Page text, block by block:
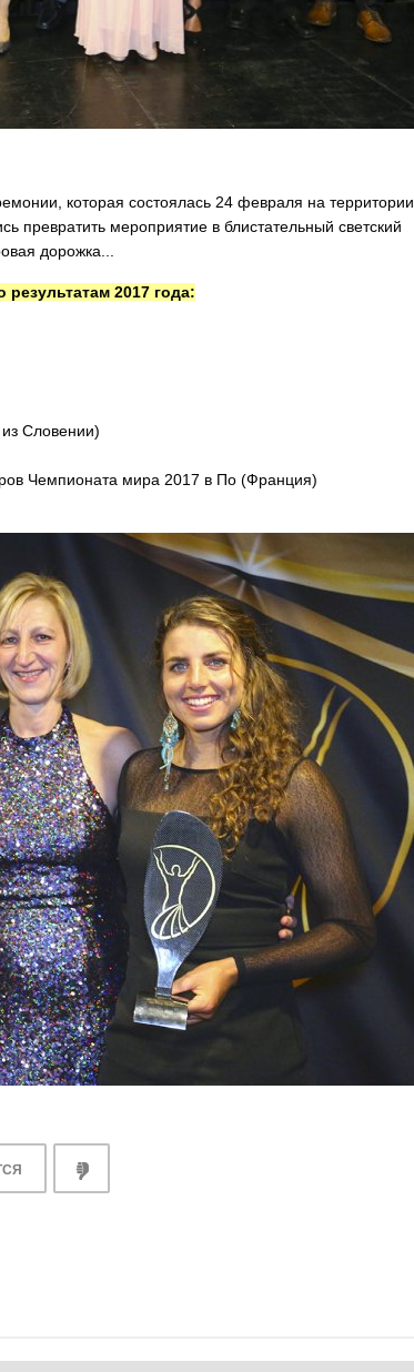
которая состоялась 24 февраля на территории
превратить мероприятие в блистательный светский
дорожка...
2017 года:
Словении)
Чемпионата мира 2017 в По (Франция)